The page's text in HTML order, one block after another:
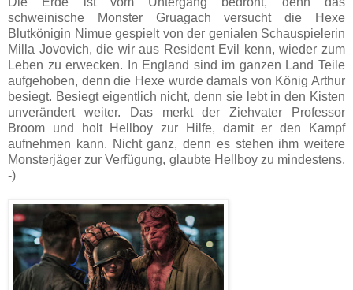
schweinische Monster Gruagach versucht die Hexe
Blutkönigin Nimue gespielt von der genialen Schauspielerin
Milla Jovovich, die wir aus Resident Evil kenn, wieder zum
Leben zu erwecken. In England sind im ganzen Land Teile
aufgehoben, denn die Hexe wurde damals von König Arthur
besiegt. Besiegt eigentlich nicht, denn sie lebt in den Kisten
unverändert weiter. Das merkt der Ziehvater Professor
Broom und holt Hellboy zur Hilfe, damit er den Kampf
aufnehmen kann. Nicht ganz, denn es stehen ihm weitere
Monsterjäger zur Verfügung, glaubte Hellboy zu mindestens.
-)